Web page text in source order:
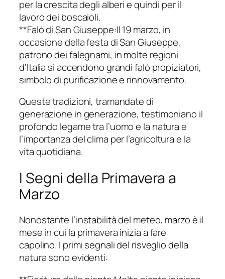
per la crescita degli alberi e quindi per il
lavoro dei boscaioli.
**Falò di San Giuseppe:Il 19 marzo, in
occasione della festa di San Giuseppe,
patrono dei falegnami, in molte regioni
d’Italia si accendono grandi falò propiziatori,
simbolo di purificazione e rinnovamento.
Queste tradizioni, tramandate di
generazione in generazione, testimoniano il
profondo legame tra l’uomo e la natura e
l’importanza del clima per l’agricoltura e la
vita quotidiana.
I Segni della Primavera a
Marzo
Nonostante l’instabilità del meteo, marzo è il
mese in cui la primavera inizia a fare
capolino. I primi segnali del risveglio della
natura sono evidenti: